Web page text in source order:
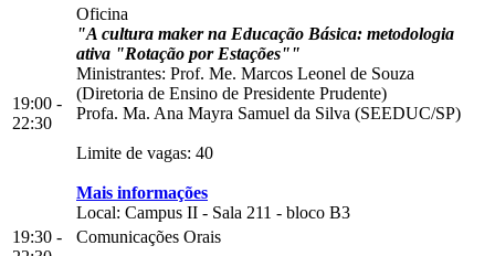
19:00 -
22:30
Oficina
"A cultura maker na Educação Básica: metodologia
ativa "Rotação por Estações""
Ministrantes: Prof. Me. Marcos Leonel de Souza
(Diretoria de Ensino de Presidente Prudente)
Profa. Ma. Ana Mayra Samuel da Silva (SEEDUC/SP)
Limite de vagas: 40
Mais informações
Local: Campus II - Sala 211 - bloco B3
19:30 -
Comunicações Orais